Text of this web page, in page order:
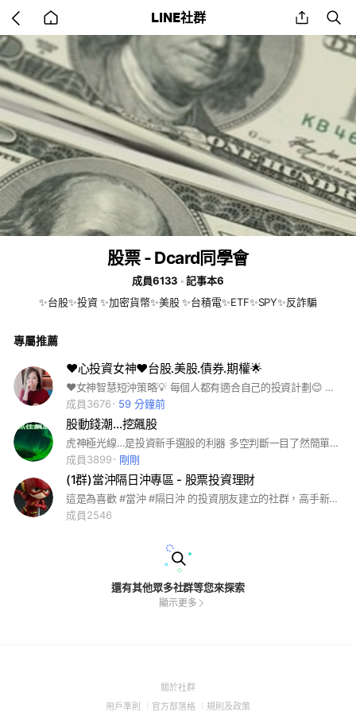
back
to
home
LINE社群 share
股票 - Dcard同學會
成員6133
記事本6
✨台股✨投資 ✨加密貨幣✨美股 ✨台積電✨ETF✨SPY✨反詐騙
專屬推薦
❤️心投資女神❤️台股.美股.債券.期權🌟
❤️女神智慧短沖策略💡 每個人都有適合自己的投資計劃😊 定存、股票、期貨、選擇權、債券、資產配置🎫
成員3676
59 分鐘前
股動錢潮…挖飆股
虎神極光線…是投資新手選股的利器 多空判斷一目了然簡單明瞭。不用懂很深 澳的技術分析。 看懂極光線。會抓極光線出筍股就能輕鬆的買到強勢股。不會再深受套牢之苦 #虎神仙人指路#虎神極光線#虎神極光出筍股#XQ#仙人指路#股票#期貨#選擇權#權證#基金etf#飆股#台股#證券#台指#國 外期貨#存股#價值投資#美股#海期#技術分析#指標#籌碼#主升段飆股#電子股傳產股金融股#三大法人#投信#外資#自營商#八大行庫#研究報告#布林通道#多頭空頭#均線扣抵#kd#macd#程式交昜策略雷達#手機app#ig互追互讚 韭菜#tg#4g#5g#ar#vr#mr#nft#Gamefi#line#fb#AI 機器人#元宇宙挖礦區塊鏈區塊幫 趣味爆笑圖梗 海鮮水產海鮮 批發零售買賣 網購團購代購 冷凍食品線 家電上遊戲 玩具桌遊 韮菜國際獅子會青商會扶輪社媽 基督教 佛教 星座塔羅 相命命相館台灣大學政治大學清華大學逢甲大學文化大學 輔仁大學 英語 英文美語日文日語美國韓國泡菜日本, 泰國蝦越南小吃菲律賓英國法國麵包德國土耳其浴武術 跆拳道 柔道 溜冰娛樂場所 唱歌 跳舞 歌唱 舞蹈土風舞 國際標準舞 華爾滋 追劇 韓劇 陸劇日劇美劇視頻 抖音 搞笑圖片搞笑影片 電腦主機 主機板 硬碟 隨身碟電器 電視 直播 中華電信 遠傳電信 台灣大哥大 台灣之星7-ELEVEN 萊爾富 全家 全聯 長榮 散裝 貨櫃 三雄健康 汽車機車腳踏車房地產工廠公司主管台積電台北市新北市基隆台中台南高雄花蓮遊樂場所 觀光旅遊交友證照交昜所金管會職業公會醫院律師醫師事務所公所警察局生活#美食旅遊#休閒娛樂#運動健身#寵物#貓狗#交流#運輸 時尚精品 兼職找工作 法拍屋 房屋仲介 不動產 裝潢 有機蔬菜 水果 糖尿病 三高 長照 網咖娃娃機#手機#電腦#vip#減肥#彩妝#美容美髮 婚紗攝影 素描繪畫彩繪#談心情#讀書會學習##網購圑購代購 蝦皮淘寶外送斜槓 項鍊 耳環 水晶 翡翠 瑪瑙
成員3899
剛剛
(1群)當沖隔日沖專區 - 股票投資理財
這是為喜歡 #當沖 #隔日沖 的投資朋友建立的社群，高手新手齊聚一堂，教學相長、玩個痛快。 #股海量
成員2546
還有其他眾多社群等您來探索
顯示更多
關於社群(Open
用戶準則 (Open
官方部落格 (Open
規則及政策(Open